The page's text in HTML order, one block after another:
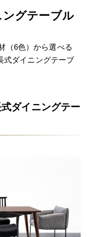
ングテーブル
（6色）から選べる
式ダイニングテーブ
ダイニングテー